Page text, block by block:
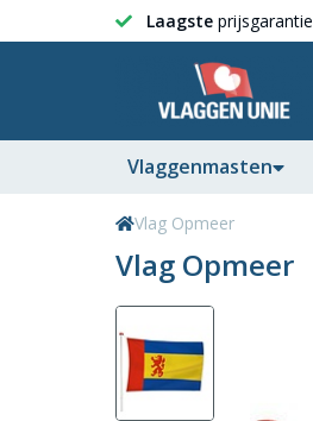
Laagste prijsgarantie
Vlaggenmasten
Vlag Opmeer
Vlag Opmeer